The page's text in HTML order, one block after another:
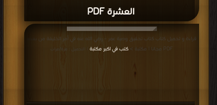
العشرة PDF
قراءة و تحميل كتاب كتاب تحقيق وصية عمر – رضي الله عنه في أمر الخليفة من بعده
PDF مجانا | مكتبة >
كتب في اكبر مكتبة | التحميل : مرة/مرات